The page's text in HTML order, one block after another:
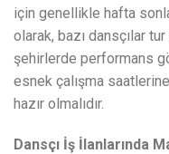
için genellikle hafta
olarak, bazı dansçılar
şehirlerde performans
esnek çalışma
hazır olmalıdır.
Dansçı İş İlanlarında